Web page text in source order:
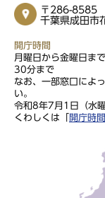
〒286-8585
千葉県成田市
開庁時間
月曜日から金曜日ま
30分まで
なお、一部窓口によ
い。
令和8年7月1日（水
くわしくは「
開庁時